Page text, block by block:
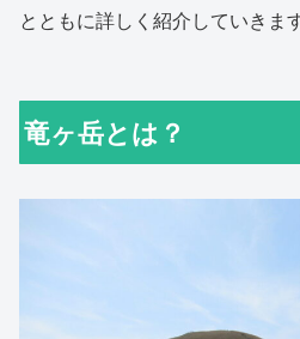
とともに詳しく紹介していきま
竜ヶ岳とは？